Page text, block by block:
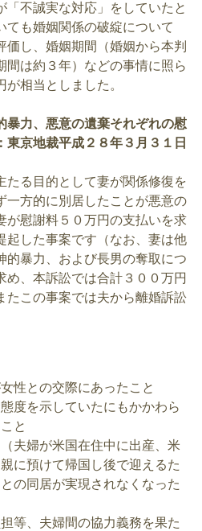
「不誠実な対応」をしていたと
ても婚姻関係の破綻について
価し、婚姻期間（婚姻から本判
間は約３年）などの事情に照ら
相当としました。
力、悪意の遺棄それぞれの慰
東京地裁平成２８年３月３１日
たる目的として妻が関係修復を
一方的に別居したことが悪意の
が慰謝料５０万円の支払いを求
起した事案です（なお、妻は他
的暴力、および長男の奪取につ
め、本訴訟では合計３００万円
たこの事案では夫から離婚訴訟
性との交際にあったこと
度を示していたにもかかわら
と
夫婦が米国在住中に出産、米
に預けて帰国し後で迎えるた
の同居が実現されなくなった
等、夫婦間の協力義務を果た